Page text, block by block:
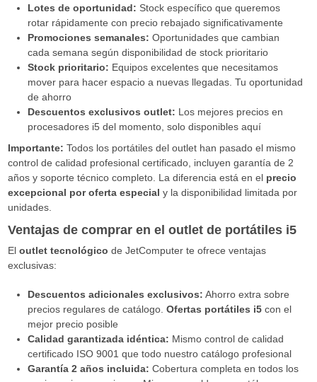
Lotes de oportunidad: Stock específico que queremos
rotar rápidamente con precio rebajado significativamente
Promociones semanales: Oportunidades que cambian
cada semana según disponibilidad de stock prioritario
Stock prioritario: Equipos excelentes que necesitamos
mover para hacer espacio a nuevas llegadas. Tu oportunidad
de ahorro
Descuentos exclusivos outlet: Los mejores precios en
procesadores i5 del momento, solo disponibles aquí
Importante: Todos los portátiles del outlet han pasado el mismo
control de calidad profesional certificado, incluyen garantía de 2
años y soporte técnico completo. La diferencia está en el precio
excepcional por oferta especial y la disponibilidad limitada por
unidades.
Ventajas de comprar en el outlet de portátiles i5
El outlet tecnológico de JetComputer te ofrece ventajas
exclusivas:
Descuentos adicionales exclusivos: Ahorro extra sobre
precios regulares de catálogo. Ofertas portátiles i5con el
mejor precio posible
Calidad garantizada idéntica: Mismo control de calidad
certificado ISO 9001 que todo nuestro catálogo profesional
Garantía 2 años incluida: Cobertura completa en todos los